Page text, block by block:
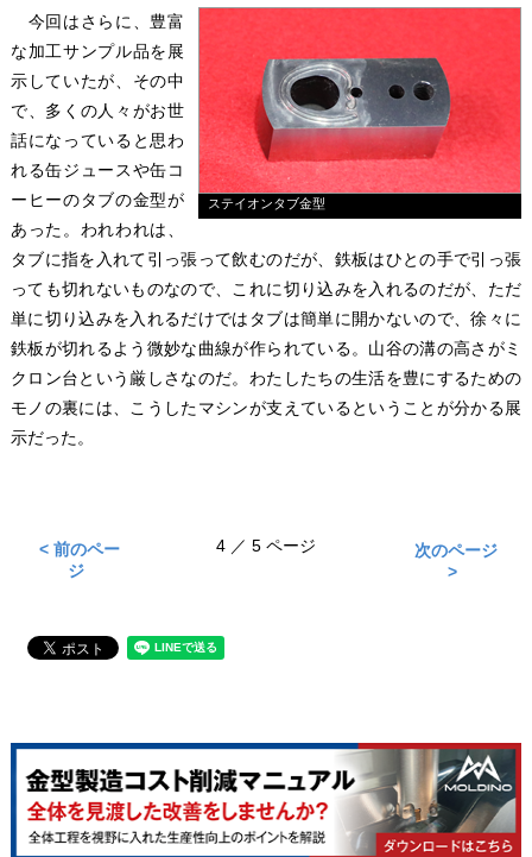
ステイオンタブ金型
今回はさらに、豊富
な加工サンプル品を展
示していたが、その中
で、多くの人々がお世
話になっていると思わ
れる缶ジュースや缶コ
ーヒーのタブの金型が
あった。われわれは、
タブに指を入れて引っ張って飲むのだが、鉄板はひとの手で引っ張
っても切れないものなので、これに切り込みを入れるのだが、ただ
単に切り込みを入れるだけではタブは簡単に開かないので、徐々に
鉄板が切れるよう微妙な曲線が作られている。山谷の溝の高さがミ
クロン台という厳しさなのだ。わたしたちの生活を豊にするための
モノの裏には、こうしたマシンが支えているということが分かる展
示だった。
< 前のペー
ジ
4 ／ 5 ページ
次のページ
>